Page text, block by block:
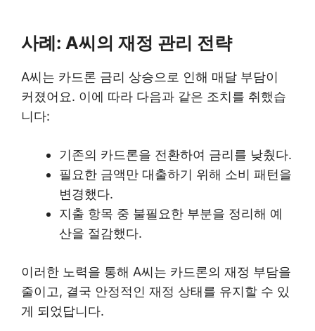
사례: A씨의 재정 관리 전략
A씨는 카드론 금리 상승으로 인해 매달 부담이
커졌어요. 이에 따라 다음과 같은 조치를 취했습
니다:
기존의 카드론을 전환하여 금리를 낮췄다.
필요한 금액만 대출하기 위해 소비 패턴을
변경했다.
지출 항목 중 불필요한 부분을 정리해 예
산을 절감했다.
이러한 노력을 통해 A씨는 카드론의 재정 부담을
줄이고, 결국 안정적인 재정 상태를 유지할 수 있
게 되었답니다.